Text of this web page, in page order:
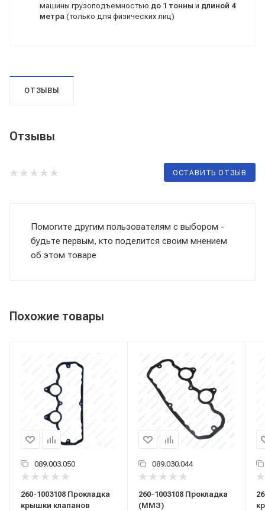
машины грузоподъемностью до 1 тонны и длиной 4
метра (только для физических лиц)
ОТЗЫВЫ
Отзывы
ОСТАВИТЬ ОТЗЫВ
Помогите другим пользователям с выбором -
будьте первым, кто поделится своим мнением
об этом товаре
Похожие товары
089.003.050
260-1003108 Прокладка
крышки клапанов
089.030.044
260-1003108 Прокладка
(ММЗ)